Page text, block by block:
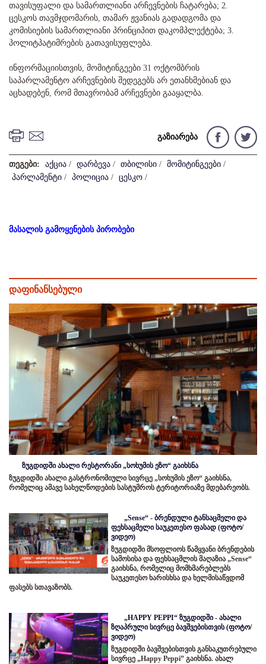
თავისუფალი და სამართლიანი არჩევნების ჩატარება; 2.
ცესკოს თავმჯდომარის, თამარ ჟვანიას გადადგომა და
კომისიების სამართლიანი პრინციპით დაკომპლექტება; 3.
პოლიტპატიმრების გათავისუფლება.
ინფორმაციისთვის, მომიტინგეები 31 ოქტომბრის
საპარლამენტო არჩევნების შედეგებს არ ეთანხმებიან და
აცხადებენ, რომ მთავრობამ არჩევნები გააყალბა.
გაზიარება
თეგები: აქცია / დარბევა / თბილისი / მომიტინგეები /
პარლამენტი / პოლიცია / ცესკო /
მასალის გამოყენების პირობები
დაფინანსებული
ზუგდიდში ახალი რესტორანი „სოხუმის ეზო“ გაიხსნა
ზუგდიდში ახალი გასტრონომიული სივრცე „სოხუმის ეზო“ გაიხსნა,
რომელიც ამავე სახელწოდების სასტუმროს ტერიტორიაზე მდებარეობს.
„Sense“ - ბრენდული ტანსაცმელი და
ფეხსაცმელი საუკეთესო ფასად (ფოტო/
ვიდეო)
ზუგდიდში მსოფლიოს წამყვანი ბრენდების
სამოსისა და ფეხსაცმლის მაღაზია „Sense“
გაიხსნა, რომელიც მომხმარებლებს
საუკეთესო ხარისხსა და ხელმისაწვდომ
ფასებს სთავაზობს.
„HAPPY PEPPI“ ზუგდიდში - ახალი
ზღაპრული სივრცე ბავშვებისთვის (ფოტო/
ვიდეო)
ზუგდიდში ბავშვებისთვის განსაკუთრებული
სივრცე „Happy Peppi” გაიხსნა. ახალ